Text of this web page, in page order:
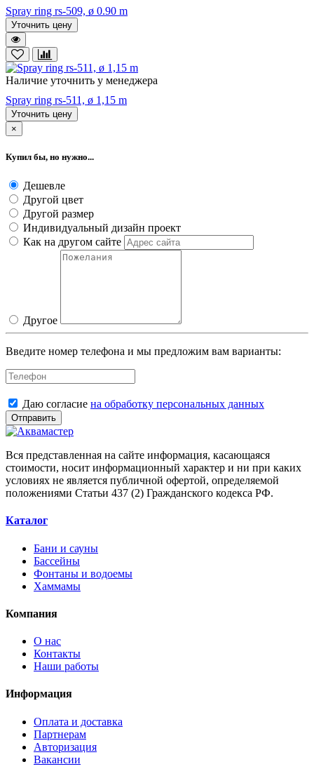
Spray ring rs-509, ø 0.90 m
Уточнить цену
Наличие уточнить у менеджера
Spray ring rs-511, ø 1,15 m
Уточнить цену
×
Купил бы, но нужно...
Дешевле
Другой цвет
Другой размер
Индивидуальный дизайн проект
Как на другом сайте
Другое
Введите номер телефона и мы предложим вам варианты:
Даю согласие на обработку персональных данных
Отправить
Вся представленная на сайте информация, касающаяся
стоимости, носит информационный характер и ни при каких
условиях не является публичной офертой, определяемой
положениями Статьи 437 (2) Гражданского кодекса РФ.
Каталог
Бани и сауны
Бассейны
Фонтаны и водоемы
Хаммамы
Компания
О нас
Контакты
Наши работы
Информация
Оплата и доставка
Партнерам
Авторизация
Вакансии